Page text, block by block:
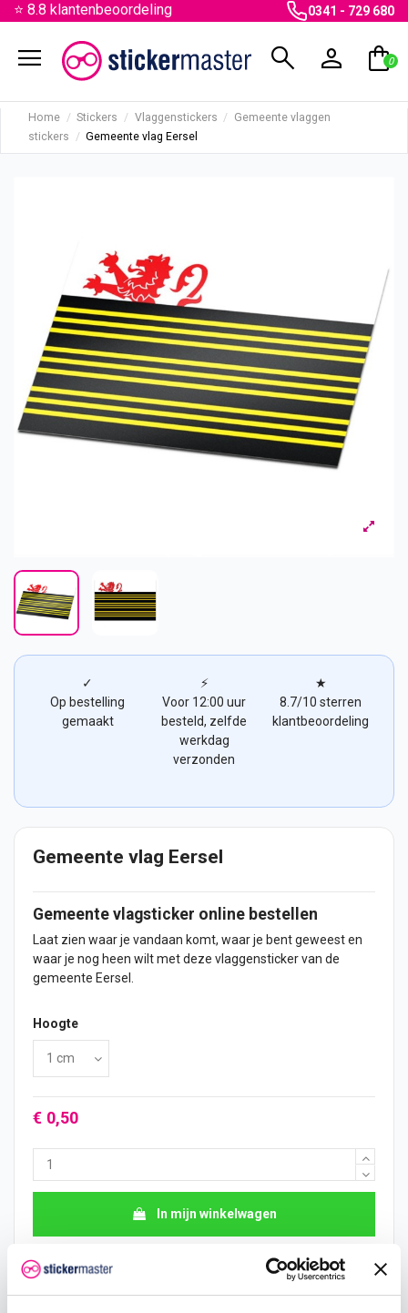
⭐ 8.8 klantenbeoordeling 0341 - 729 680
menu search person shopping_bag
0
Home Stickers Vlaggenstickers
Gemeente vlaggen
stickers
Gemeente vlag Eersel
✓
Op bestelling
gemaakt
⚡
Voor 12:00 uur
besteld, zelfde
werkdag
verzonden
★
8.7/10 sterren
klantbeoordeling
Gemeente vlag Eersel
Gemeente vlagsticker online bestellen
Laat zien waar je vandaan komt, waar je bent geweest en
waar je nog heen wilt met deze vlaggensticker van de
gemeente Eersel.
Hoogte
€ 0,50
In mijn winkelwagen
Hoeveelheid Je bespaart